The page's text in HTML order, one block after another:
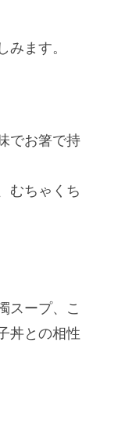
みます。
でお箸で持
むちゃくち
スープ、こ
丼との相性